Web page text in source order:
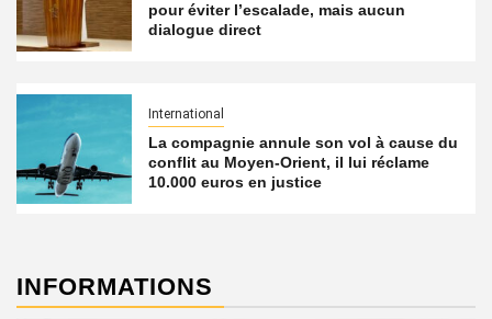
pour éviter l’escalade, mais aucun
dialogue direct
International
La compagnie annule son vol à cause du
conflit au Moyen-Orient, il lui réclame
10.000 euros en justice
INFORMATIONS